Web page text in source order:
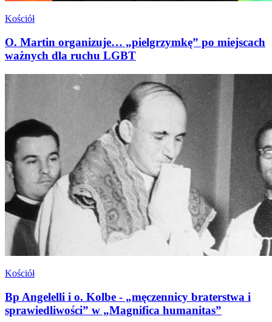
Kościół
O. Martin organizuje… „pielgrzymkę” po miejscach
ważnych dla ruchu LGBT
Kościół
Bp Angelelli i o. Kolbe - „męczennicy braterstwa i
sprawiedliwości” w „Magnifica humanitas”